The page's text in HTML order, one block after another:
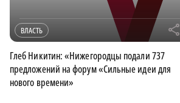
ВЛАСТЬ r
Глеб Никитин: «Нижегородцы подали 737
предложений на форум «Сильные идеи для
нового времени»